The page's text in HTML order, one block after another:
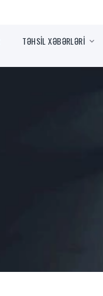
TƏHSİL XƏBƏRLƏRİ